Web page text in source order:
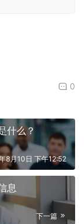
0
什么？
8月10日 下午12:52
息
下一篇